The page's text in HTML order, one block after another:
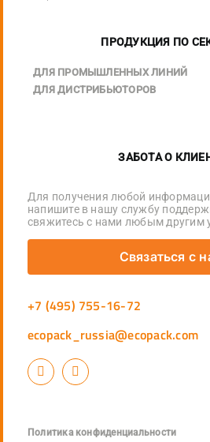
ПРОДУКЦИЯ ПО
ДЛЯ ПРОМЫШЛЕННЫХ ЛИНИЙ
ДЛЯ ДИСТРИБЬЮТОРОВ
ЗАБОТА О
Для получения любой
напишите в нашу службу
свяжитесь с нами любым другим
Связаться с
+7 (495) 755-16-72
ecopack_russia@ecopack.com
Политика конфиденциальности